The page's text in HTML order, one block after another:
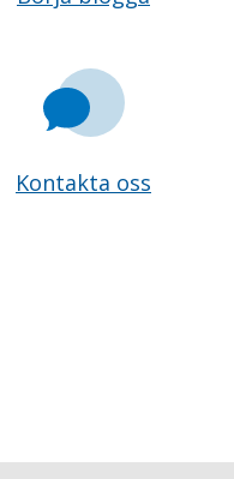
Kontakta oss